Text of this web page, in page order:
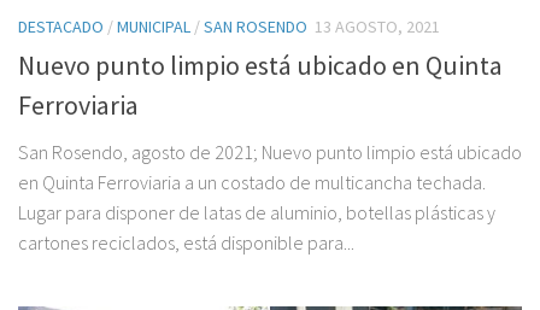
DESTACADO /MUNICIPAL /SAN ROSENDO 13 AGOSTO, 2021
Nuevo punto limpio está ubicado en Quinta
Ferroviaria
San Rosendo, agosto de 2021; Nuevo punto limpio está ubicado
en Quinta Ferroviaria a un costado de multicancha techada.
Lugar para disponer de latas de aluminio, botellas plásticas y
cartones reciclados, está disponible para...